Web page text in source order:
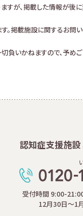
すが、掲載した情報が後
。掲載施設に関するお問
負いかねますので、予めご
認知症支援施
受付時間 9:00-
12月30日～1